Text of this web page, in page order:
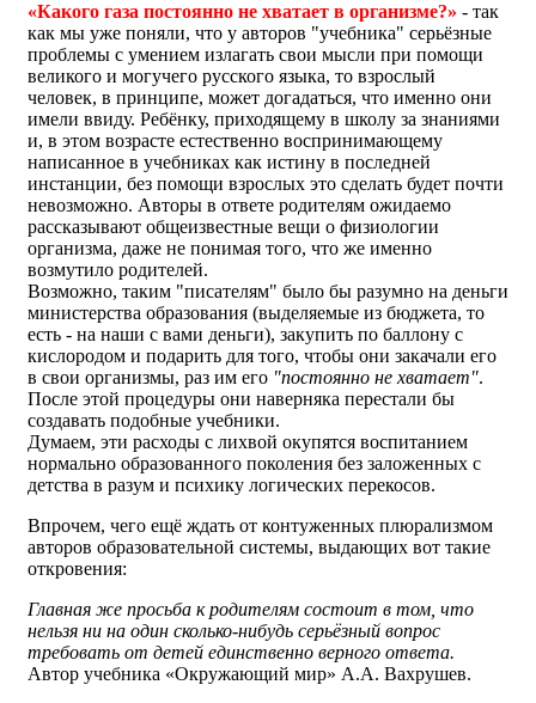
«Какого газа постоянно не хватает в организме?» - так
как мы уже поняли, что у авторов "учебника" серьёзные
проблемы с умением излагать свои мысли при помощи
великого и могучего русского языка, то взрослый
человек, в принципе, может догадаться, что именно они
имели ввиду. Ребёнку, приходящему в школу за знаниями
и, в этом возрасте естественно воспринимающему
написанное в учебниках как истину в последней
инстанции, без помощи взрослых это сделать будет почти
невозможно. Авторы в ответе родителям ожидаемо
рассказывают общеизвестные вещи о физиологии
организма, даже не понимая того, что же именно
возмутило родителей.
Возможно, таким "писателям" было бы разумно на деньги
министерства образования (выделяемые из бюджета, то
есть - на наши с вами деньги), закупить по баллону с
кислородом и подарить для того, чтобы они закачали его
в свои организмы, раз им его "постоянно не хватает".
После этой процедуры они наверняка перестали бы
создавать подобные учебники.
Думаем, эти расходы с лихвой окупятся воспитанием
нормально образованного поколения без заложенных с
детства в разум и психику логических перекосов.
Впрочем, чего ещё ждать от контуженных плюрализмом
авторов образовательной системы, выдающих вот такие
откровения:
Главная же просьба к родителям состоит в том, что
нельзя ни на один сколько-нибудь серьёзный вопрос
требовать от детей единственно верного ответа.
Автор учебника «Окружающий мир» А.А. Вахрушев.